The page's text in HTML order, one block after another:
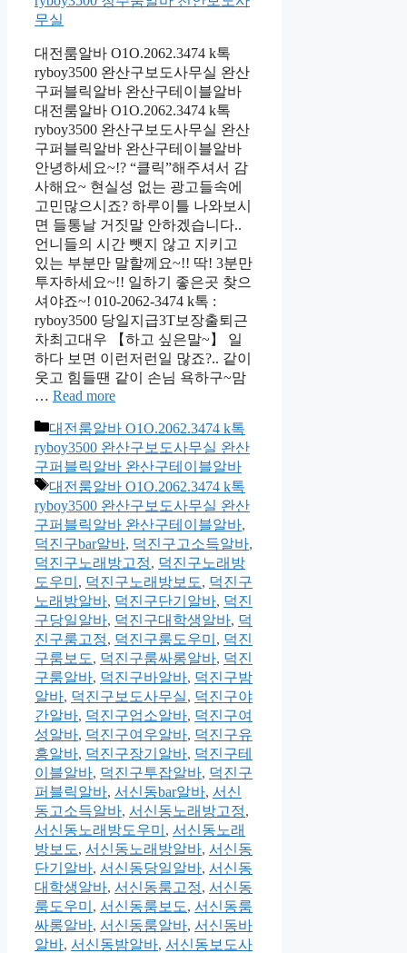
대전룸알바 O1O.2062.3474 k톡
ryboy3500 완산구보도사무실 완산
구퍼블릭알바 완산구테이블알바
대전룸알바 O1O.2062.3474 k톡
ryboy3500 완산구보도사무실 완산
구퍼블릭알바 완산구테이블알바
안녕하세요~!? “클릭”해주셔서 감
사해요~ 현실성 없는 광고들속에
고민많으시죠? 하루이틀 나와보시
면 들통날 거짓말 안하겠습니다..
언니들의 시간 뺏지 않고 지키고
있는 부분만 말할께요~!! 딱! 3분만
투자하세요~!! 일하기 좋은곳 찾으
셔야죠~! 010-2062-3474 k톡 :
ryboy3500 당일지급3T보장출퇴근
차최고대우 【하고 싶은말~】 일
하다 보면 이런저런일 많죠?.. 같이
웃고 힘들땐 같이 손님 욕하구~맘
… Read more
카
테
고
리
대전룸알바 O1O.2062.3474 k톡
ryboy3500 완산구보도사무실 완산
구퍼블릭알바 완산구테이블알바
태
그
대전룸알바 O1O.2062.3474 k톡
ryboy3500 완산구보도사무실 완산
구퍼블릭알바 완산구테이블알바,
덕진구bar알바, 덕진구고소득알바,
덕진구노래방고정, 덕진구노래방
도우미 , 덕진구노래방보도, 덕진구
노래방알바, 덕진구단기알바, 덕진
구당일알바, 덕진구대학생알바, 덕
진구룸고정, 덕진구룸도우미 , 덕진
구룸보도, 덕진구룸싸롱알바, 덕진
구룸알바, 덕진구바알바, 덕진구밤
알바, 덕진구보도사무실, 덕진구야
간알바, 덕진구업소알바, 덕진구여
성알바, 덕진구여우알바, 덕진구유
흥알바, 덕진구장기알바, 덕진구테
이블알바, 덕진구투잡알바, 덕진구
퍼블릭알바, 서신동bar알바, 서신
동고소득알바, 서신동노래방고정,
서신동노래방도우미 , 서신동노래
방보도, 서신동노래방알바, 서신동
단기알바, 서신동당일알바, 서신동
대학생알바, 서신동룸고정, 서신동
룸도우미 , 서신동룸보도, 서신동룸
싸롱알바, 서신동룸알바, 서신동바
알바, 서신동밤알바, 서신동보도사